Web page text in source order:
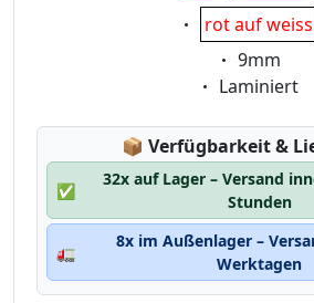
Eigenschaft:
rot auf weiss
Eigenschaft:
9mm
Eigenschaft:
Laminiert
📦 Lagerstatus:
Verfügbarkeit &
✅
32x auf Lager – Versand
Stunden
🚛
8x im Außenlager –
Werktagen